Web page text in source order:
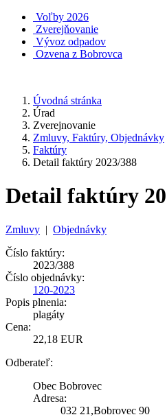
Voľby 2026
Zverejňovanie
Vývoz odpadov
Ozvena z Bobrovca
Úvodná stránka
Úrad
Zverejnovanie
Zmluvy, Faktúry, Objednávky
Faktúry
Detail faktúry 2023/388
Detail faktúry
Zmluvy | Objednávky
Číslo faktúry:
2023/388
Číslo objednávky:
120-2023
Popis plnenia:
plagáty
Cena:
22,18 EUR
Odberateľ:
Obec Bobrovec
Adresa:
032 21,Bobrovec 90